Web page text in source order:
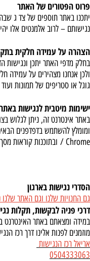
פרוט הפטורים של האתר
יתכנו באתר תוספים של צד ג
נגישותם – לרוב אלמנטים אלו
הצהרה על עמידה חלקית
בחלק מדפי האתר יתכן ונגישות
ולכן אנחנו מצהירים על עמידה
גוגל או סטריפים של תמונות ועוד
ישימות מיטבית לנגישות
באתר אינטרנט זה, ניתן לגלוש
ומומלץ להשתמש בדפדפנים
/ Chrome ובתוכנות קוראות
הסדרי נגישות בארגון
גם החנויות שלנו וגם האתר שלנו
דרכי פניה לבקשות, תקלות
במידה ומצאתם באתר האינטרנט
מוזמנים לפנות אלינו דרך רכז
אריאל רכז הנגישות
0504333063